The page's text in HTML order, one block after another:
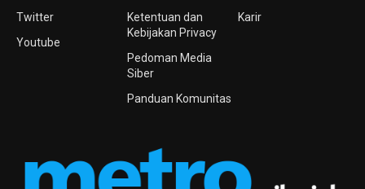
Twitter
Youtube
Ketentuan dan
Kebijakan Privacy
Pedoman Media
Siber
Panduan Komunitas
Karir